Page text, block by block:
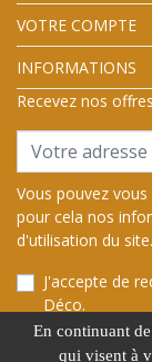
VOTRE COMPTE
INFORMATIONS
Recevez nos
Vous pouvez
pour cela nos
d'utilisation du site.
J'accepte de
Déco.
En continuant
qui visent à